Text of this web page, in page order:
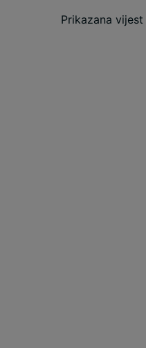
Prikazana vijest